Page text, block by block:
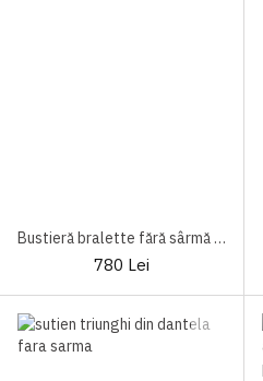
Bustieră bralette fără sârmă Lisca Paris
780 Lei